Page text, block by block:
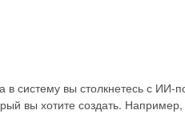
в систему вы столкнетесь с ИИ-
вы хотите создать.